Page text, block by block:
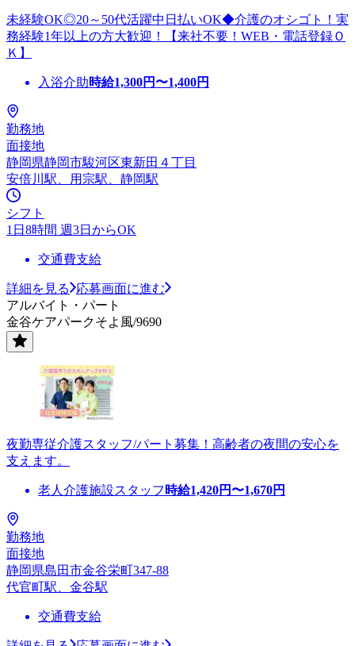
未経験OK◎20～50代活躍中日払いOK◆介護のオシゴト！実
務経験1年以上の方大歓迎！【来社不要！WEB・電話登録Ｏ
Ｋ】
入浴介助時給1,300円〜1,400円
勤務地
面接地
静岡県静岡市駿河区東新田４丁目
安倍川駅、用宗駅、静岡駅
シフト
1日8時間 週3日からOK
交通費支給
詳細を見る
応募画面に進む
アルバイト・パート
金谷ケアパークそよ風/9690
夜勤専従介護スタッフ/パート募集！高齢者の夜間の安心を
支えます。
老人介護施設スタッフ 時給1,420円〜1,670円
勤務地
面接地
静岡県島田市金谷栄町347-88
代官町駅、金谷駅
交通費支給